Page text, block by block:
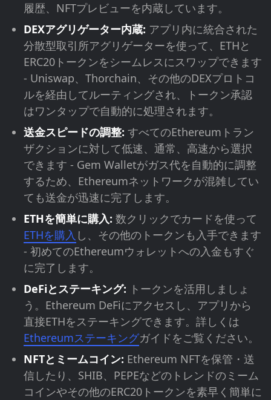
履歴、NFTプレビューを内蔵しています。
DEXアグリゲーター内蔵: アプリ内に統合された
分散型取引所アグリゲーターを使って、ETHと
ERC20トークンをシームレスにスワップできます
- Uniswap、Thorchain、その他のDEXプロトコ
ルを経由してルーティングされ、トークン承認
はワンタップで自動的に処理されます。
送金スピードの調整: すべてのEthereumトラン
ザクションに対して低速、通常、高速から選択
できます - Gem Walletがガス代を自動的に調整
するため、Ethereumネットワークが混雑してい
ても送金が迅速に完了します。
ETHを簡単に購入: 数クリックでカードを使って
ETHを購入 し、その他のトークンも入手できます
- 初めてのEthereumウォレットへの入金もすぐ
に完了します。
DeFiとステーキング: トークンを活用しましょ
う。Ethereum DeFiにアクセスし、アプリから
直接ETHをステーキングできます。詳しくは
Ethereumステーキングガイドをご覧ください。
NFTとミームコイン: Ethereum NFTを保管・送
信したり、SHIB、PEPEなどのトレンドのミーム
コインやその他のERC20トークンを素早く簡単に